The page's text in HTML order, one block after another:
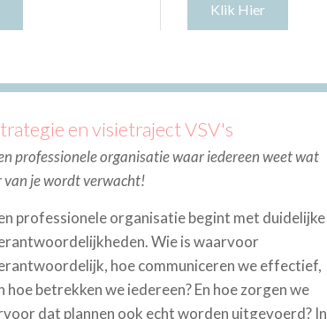
Klik Hier
en visietraject VSV's
professionele organisatie waar iedereen weet wat
van je wordt verwacht!
professionele organisatie begint met duidelijke
Wie is waarvoor
hoe communiceren we effectief,
hoe betrekken we iedereen? En hoe zorgen we
dat plannen ook echt worden uitgevoerd? In